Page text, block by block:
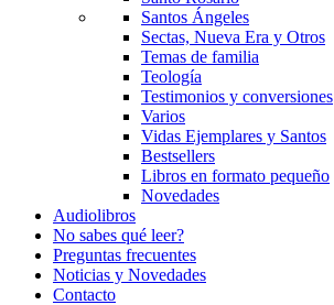
Santos Ángeles
Sectas, Nueva Era y Otros
Temas de familia
Teología
Testimonios y conversiones
Varios
Vidas Ejemplares y Santos
Bestsellers
Libros en formato pequeño
Novedades
Audiolibros
No sabes qué leer?
Preguntas frecuentes
Noticias y Novedades
Contacto